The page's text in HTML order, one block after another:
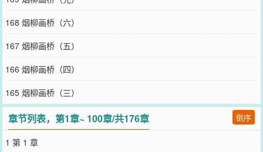
琅，看着一屋子老弱妇孺，眼眸坚定：“阿娘，祖母，当年曾祖能从乞
儿成为首富，我们也能。”时隔数月，当穆攸之再见阮琳琅时，她已经
是西市有名的布头西施了。穆攸之看着神采飞扬的女子，思及从前，
胸有成竹地问：“阮小姐，若你愿意相夫教子，以前亲事便还作数。”
阮琳琅看都不看他，她长手一指：“自然不做数。”她眉眼含笑：“我给
自己捡了个听话的夫婿，他比你得用。”在她身边，扛着十几匹布的高
大青年冷冷瞥他一眼，又往肩上放了几匹布。————因一桩假造圣
旨案，汴京鲜衣怒马的裴小将军被同僚背叛，名声尽毁，身受重伤，
等他再醒来时，只看到一个笑颜如花的小姑娘。她毫不客气地使唤
他：“你的命是我救的，你得替我干活，直到你还完药钱。”金陵忙忙
碌碌的生活养好了他一身伤，等到药钱还完那一日，她直截了当让他
走。小将军赤红着眼，咬牙切齿把她禁锢在怀中：“你欠我的，还没还
清。”
168 烟柳画桥（六）
167 烟柳画桥（五）
166 烟柳画桥（四）
165 烟柳画桥（三）
章节列表，第1章~ 100章/共176章 倒序
1 第 1 章